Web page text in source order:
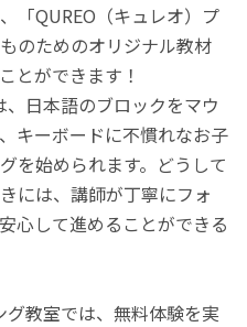
「QUREO（キュレオ）プ
のためのオリジナル教材
とができます！
日本語のブロックをマウ
キーボードに不慣れなお子
を始められます。どうして
には、講師が丁寧にフォ
心して進めることができる
グ教室では、無料体験を実